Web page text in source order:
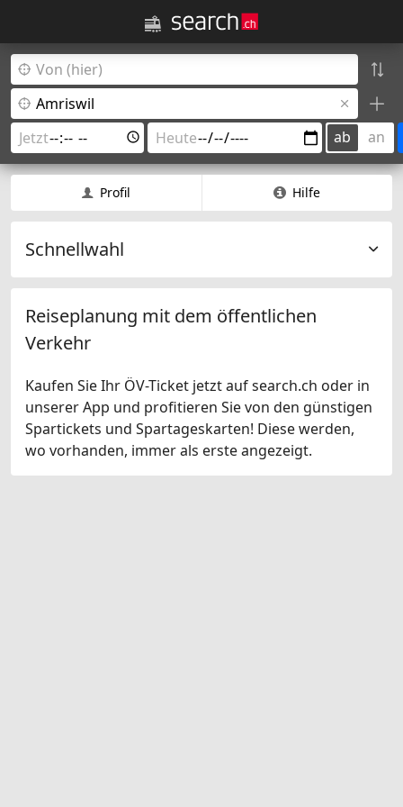
ab an
Profil Hilfe
Schnellwahl
Reiseplanung mit dem öffentlichen
Verkehr
Kaufen Sie Ihr ÖV-Ticket jetzt auf search.ch oder in
unserer App und profitieren Sie von den günstigen
Spartickets und Spartageskarten! Diese werden,
wo vorhanden, immer als erste angezeigt.